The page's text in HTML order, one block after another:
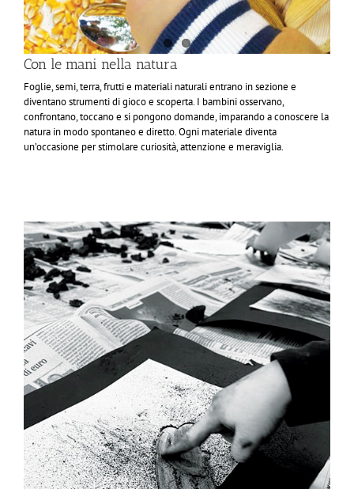
Con le mani nella natura
Foglie, semi, terra, frutti e materiali naturali entrano in sezione e
diventano strumenti di gioco e scoperta. I bambini osservano,
confrontano, toccano e si pongono domande, imparando a conoscere la
natura in modo spontaneo e diretto. Ogni materiale diventa
un’occasione per stimolare curiosità, attenzione e meraviglia.